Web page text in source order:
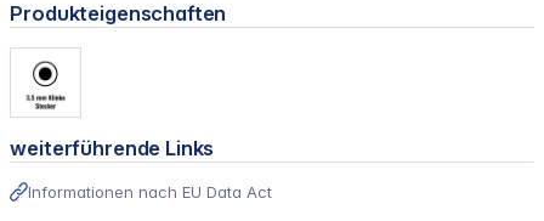
Produkteigenschaften
weiterführende Links
Informationen nach EU Data Act